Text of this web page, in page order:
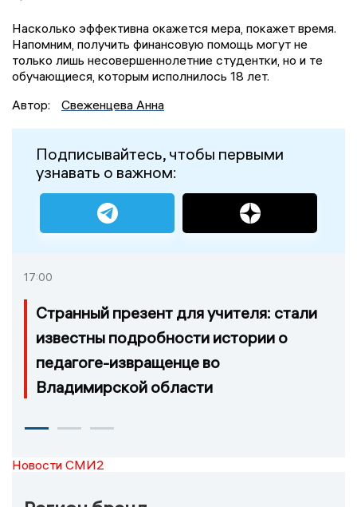
Насколько эффективна окажется мера, покажет время.
Напомним, получить финансовую помощь могут не
только лишь несовершеннолетние студентки, но и те
обучающиеся, которым исполнилось 18 лет.
Автор:
Свеженцева Анна
Подписывайтесь, чтобы первыми
узнавать о важном:
17:00
Странный презент для учителя: стали
известны подробности истории о
педагоге-извращенце во
Владимирской области
Новости СМИ2